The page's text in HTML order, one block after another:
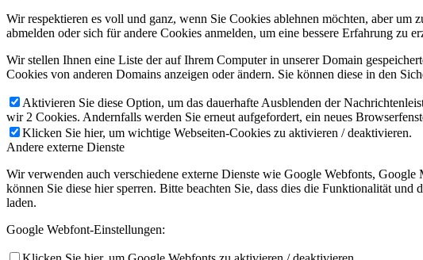
Wir respektieren es voll und ganz, wenn Sie Cookies ablehnen möchten, aber
abmelden oder sich für andere Cookies anmelden, um eine bessere Erfahrung zu
Wir stellen Ihnen eine Liste der auf Ihrem Computer in unserer Domain
Cookies von anderen Domains anzeigen oder ändern. Sie können diese in den
Aktivieren Sie diese Option, um das dauerhafte Ausblenden der
wir 2 Cookies. Andernfalls werden Sie erneut aufgefordert, ein neues
Klicken Sie hier, um wichtige Webseiten-Cookies zu aktivieren / deaktivieren.
Andere externe Dienste
Wir verwenden auch verschiedene externe Dienste wie Google Webfonts,
können Sie diese hier sperren. Bitte beachten Sie, dass dies die Funktionalität
laden.
Google Webfont-Einstellungen: